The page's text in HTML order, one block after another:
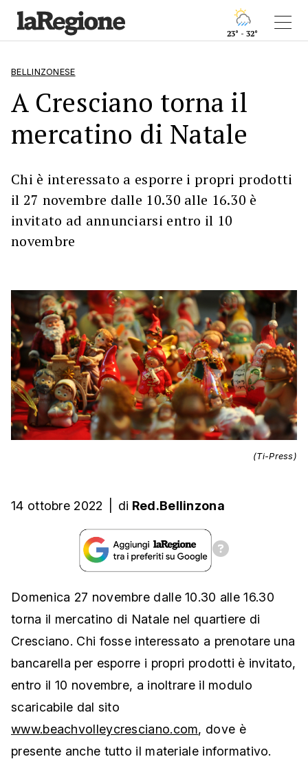
23° - 32°
BELLINZONESE
A Cresciano torna il
mercatino di Natale
Chi è interessato a esporre i propri prodotti
il 27 novembre dalle 10.30 alle 16.30 è
invitato ad annunciarsi entro il 10
novembre
(Ti-Press)
14 ottobre 2022 di Red.Bellinzona
Domenica 27 novembre dalle 10.30 alle 16.30
torna il mercatino di Natale nel quartiere di
Cresciano. Chi fosse interessato a prenotare una
bancarella per esporre i propri prodotti è invitato,
entro il 10 novembre, a inoltrare il modulo
scaricabile dal sito
www.beachvolleycresciano.com, dove è
presente anche tutto il materiale informativo.